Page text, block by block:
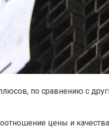
по сравнению с
цены и